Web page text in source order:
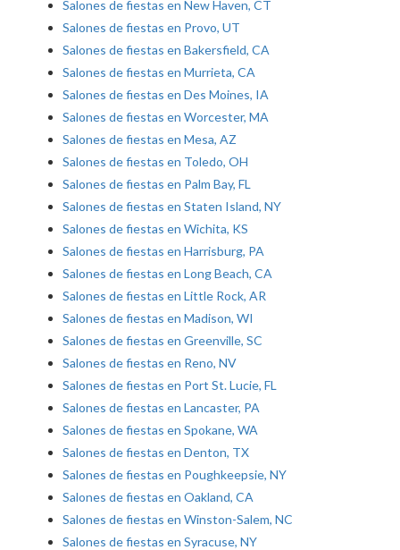
Salones de fiestas en New Haven, CT
Salones de fiestas en Provo, UT
Salones de fiestas en Bakersfield, CA
Salones de fiestas en Murrieta, CA
Salones de fiestas en Des Moines, IA
Salones de fiestas en Worcester, MA
Salones de fiestas en Mesa, AZ
Salones de fiestas en Toledo, OH
Salones de fiestas en Palm Bay, FL
Salones de fiestas en Staten Island, NY
Salones de fiestas en Wichita, KS
Salones de fiestas en Harrisburg, PA
Salones de fiestas en Long Beach, CA
Salones de fiestas en Little Rock, AR
Salones de fiestas en Madison, WI
Salones de fiestas en Greenville, SC
Salones de fiestas en Reno, NV
Salones de fiestas en Port St. Lucie, FL
Salones de fiestas en Lancaster, PA
Salones de fiestas en Spokane, WA
Salones de fiestas en Denton, TX
Salones de fiestas en Poughkeepsie, NY
Salones de fiestas en Oakland, CA
Salones de fiestas en Winston-Salem, NC
Salones de fiestas en Syracuse, NY